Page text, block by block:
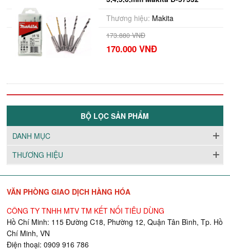
Thương hiệu: Makita
173.880 VNĐ
170.000 VNĐ
BỘ LỌC SẢN PHẨM
DANH MỤC
THƯƠNG HIỆU
VĂN PHÒNG GIAO DỊCH HÀNG HÓA
CÔNG TY TNHH MTV TM KẾT NỐI TIÊU DÙNG
Hồ Chí Minh: 115 Đường C18, Phường 12, Quận Tân Bình, Tp. Hồ
Chí Minh, VN
Điện thoại: 0909 916 786